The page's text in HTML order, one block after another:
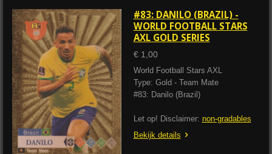
#83: DANILO (BRAZIL) -
WORLD FOOTBALL STARS
AXL GOLD SERIES
€ 1,00
World Football Stars AXL
Type: Gold - Team Mate
#83: Danilo (Brazil)
Let op! Disclaimer: non-gradables
Bekijk details